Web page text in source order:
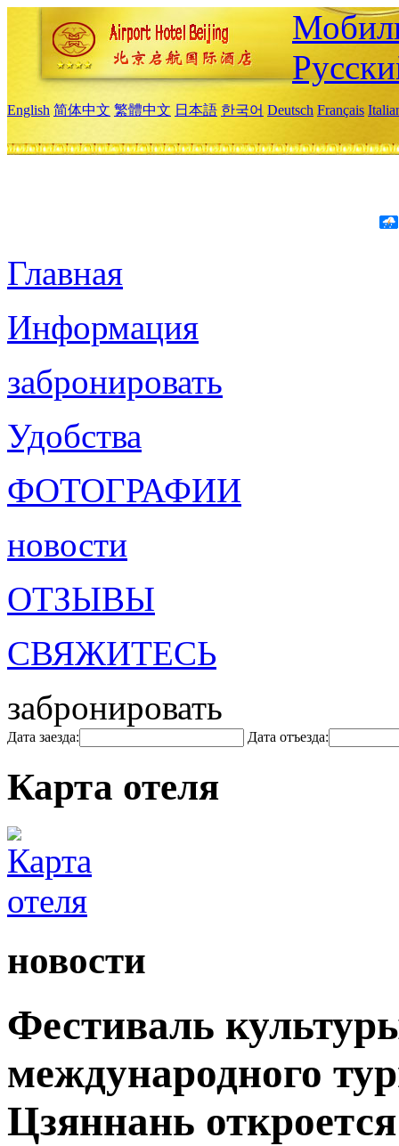
English 简体中文 繁體中文 日本語 한국어 Deutsch Français
Главная
Информация
забронировать
Удобства
ФОТОГРАФИИ
новости
ОТЗЫВЫ
СВЯЖИТЕСЬ
забронировать
Дата заезда: Дата отъезда:
Карта отеля
новости
Фестиваль
международного
Цзяннань